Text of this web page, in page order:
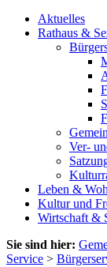
Aktuelles
Rathaus &
Ver-
Leben &
Kultur und
Wirtschaft &
Sie sind hier:
Service >